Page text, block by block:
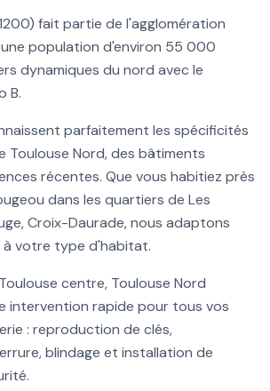
) fait partie de l'agglomération
population d'environ 55 000
dynamiques du nord avec le
B.
parfaitement les spécificités
Toulouse Nord, des bâtiments
récentes. Que vous habitiez près
ou dans les quartiers de Les
Croix-Daurade, nous adaptons
votre type d'habitat.
centre, Toulouse Nord
intervention rapide pour tous vos
: reproduction de clés,
blindage et installation de